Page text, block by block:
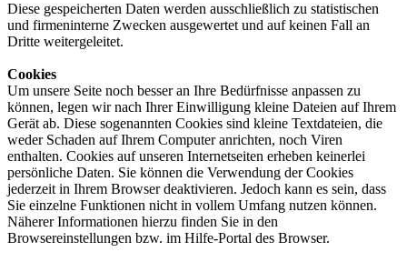
Diese gespeicherten Daten werden ausschließlich zu statistischen
und firmeninterne Zwecken ausgewertet und auf keinen Fall an
Dritte weitergeleitet.
Cookies
Um unsere Seite noch besser an Ihre Bedürfnisse anpassen zu
können, legen wir nach Ihrer Einwilligung kleine Dateien auf Ihrem
Gerät ab. Diese sogenannten Cookies sind kleine Textdateien, die
weder Schaden auf Ihrem Computer anrichten, noch Viren
enthalten. Cookies auf unseren Internetseiten erheben keinerlei
persönliche Daten. Sie können die Verwendung der Cookies
jederzeit in Ihrem Browser deaktivieren. Jedoch kann es sein, dass
Sie einzelne Funktionen nicht in vollem Umfang nutzen können.
Näherer Informationen hierzu finden Sie in den
Browsereinstellungen bzw. im Hilfe-Portal des Browser.